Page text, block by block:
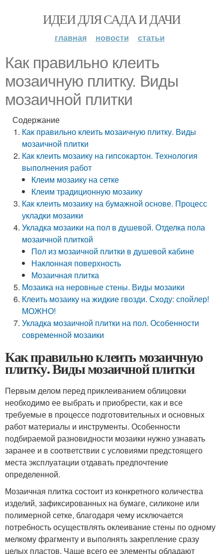
ИДЕИ ДЛЯ САДА И ДАЧИ
главная новости статьи
Как правильно клеить
мозаичную плитку. Виды
мозаичной плитки
Содержание
Как правильно клеить мозаичную плитку. Виды
мозаичной плитки
Как клеить мозаику на гипсокартон. Технология
выполнения работ
Клеим мозаику на сетке
Клеим традиционную мозаику
Как клеить мозаику на бумажной основе. Процесс
укладки мозаики
Укладка мозаики на пол в душевой. Отделка пола
мозаичной плиткой
Пол из мозаичной плитки в душевой кабине
Наклонная поверхность
Мозаичная плитка
Мозаика на неровные стены. Виды мозаики
Клеить мозаику на жидкие гвозди. Сходу: спойлер!
МОЖНО!
Укладка мозаичной плитки на пол. Особенности
современной мозаики
Как правильно клеить мозаичную
плитку. Виды мозаичной плитки
Первым делом перед приклеиванием облицовки
необходимо ее выбрать и приобрести, как и все
требуемые в процессе подготовительных и основных
работ материалы и инструменты. Особенности
подбираемой разновидности мозаики нужно узнавать
заранее и в соответствии с условиями предстоящего
места эксплуатации отдавать предпочтение
определенной.
Мозаичная плитка состоит из конкретного количества
изделий, зафиксированных на бумаге, силиконе или
полимерной сетке, благодаря чему исключается
потребность осуществлять оклеивание стены по одному
мелкому фрагменту и выполнять закрепление сразу
целых пластов. Чаще всего ее элементы обладают